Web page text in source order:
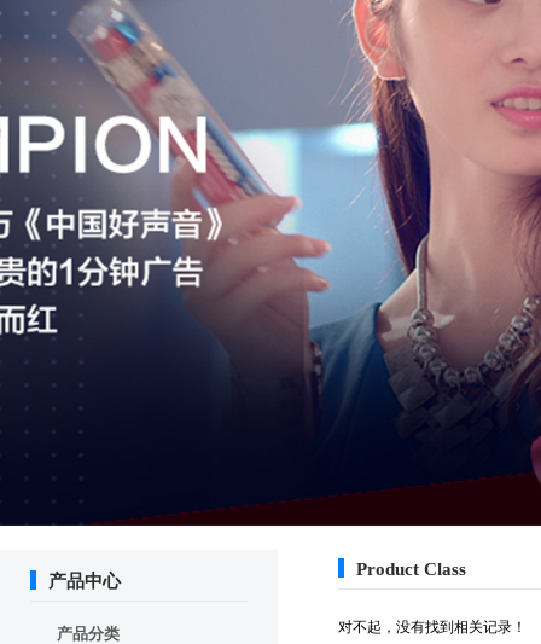
产品中心
产品分类
Product Class
对不起，没有找到相关记录！